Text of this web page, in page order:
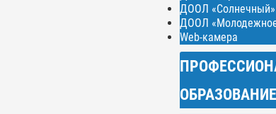
ДООЛ «Солнечный»
ДООЛ
Web-камера
ОБРАЗОВАНИЕ